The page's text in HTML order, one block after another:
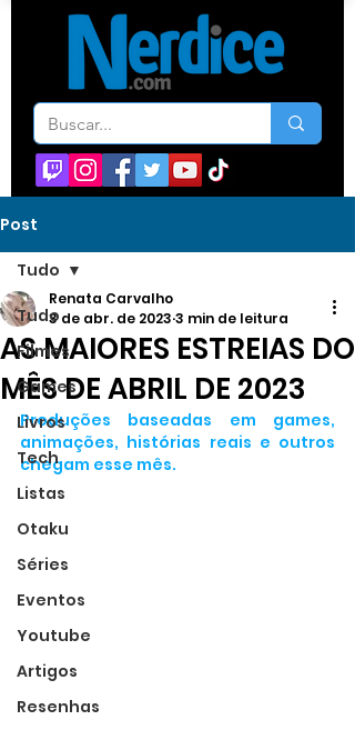
Post
Tudo
Filmes
Games
Livros
Tech
Listas
Otaku
Séries
Eventos
Youtube
Artigos
Resenhas
Tudo
AS MAIORES ESTREIAS DO
MÊS DE ABRIL DE 2023
Renata Carvalho
3 de abr. de 2023 3 min de leitura
Produções baseadas em games,
animações, histórias reais e outros
chegam esse mês.